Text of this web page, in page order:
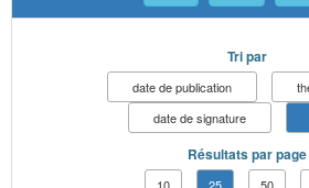
Tri par
date de publication
date de signature
Résultats par page
10 25 50